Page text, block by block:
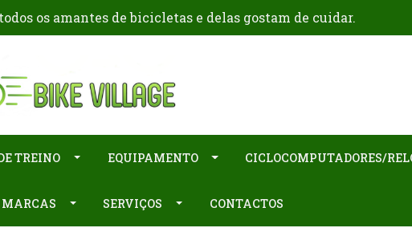
os amantes de bicicletas e delas gostam de cuidar.
TREINO EQUIPAMENTO CICLOCOMPUTADORES/
MARCAS SERVIÇOS CONTACTOS